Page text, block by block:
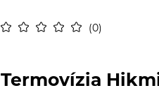
0
Termovízia